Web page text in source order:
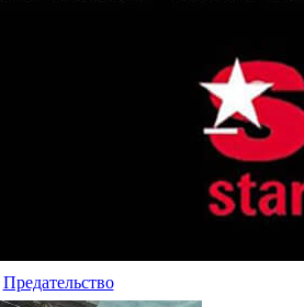
Предательство